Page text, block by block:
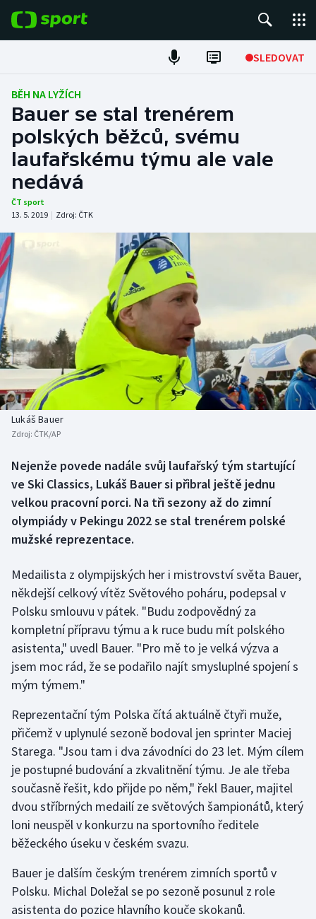
SLEDOVAT
Fotbal
Hokej
Tenis
Atletika
DALŠÍ SPORTY
Americký fotbal
Baseball a softbal
Basketbal
Biatlon
Boby a skeleton
Box
Curling
Dostihy
Futsal
Golf
Gymnastika
Jezdectví
Judo
Krasobruslení
Lezení
Lyže a snowboard
Moderní pětiboj
NEPŘEHLÉDNĚTE
Soutěže
Historické návraty
Aplikace ČT sport
AZ kvíz
BĚH NA LYŽÍCH
Bauer se stal trenérem
polských běžců, svému
laufařskému týmu ale vale
nedává
ČT sport
13. 5. 2019 | Zdroj: ČTK
Lukáš Bauer
Zdroj: ČTK/AP
Nejenže povede nadále svůj laufařský tým startující
ve Ski Classics, Lukáš Bauer si přibral ještě jednu
velkou pracovní porci. Na tři sezony až do zimní
olympiády v Pekingu 2022 se stal trenérem polské
mužské reprezentace.
Medailista z olympijských her i mistrovství světa Bauer,
někdejší celkový vítěz Světového poháru, podepsal v
Polsku smlouvu v pátek. "Budu zodpovědný za
kompletní přípravu týmu a k ruce budu mít polského
asistenta," uvedl Bauer. "Pro mě to je velká výzva a
jsem moc rád, že se podařilo najít smysluplné spojení s
mým týmem."
Reprezentační tým Polska čítá aktuálně čtyři muže,
přičemž v uplynulé sezoně bodoval jen sprinter Maciej
Starega. "Jsou tam i dva závodníci do 23 let. Mým cílem
je postupné budování a zkvalitnění týmu. Je ale třeba
současně řešit, kdo přijde po něm," řekl Bauer, majitel
dvou stříbrných medailí ze světových šampionátů, který
loni neuspěl v konkurzu na sportovního ředitele
běžeckého úseku v českém svazu.
Bauer je dalším českým trenérem zimních sportů v
Polsku. Michal Doležal se po sezoně posunul z role
asistenta do pozice hlavního kouče skokanů.